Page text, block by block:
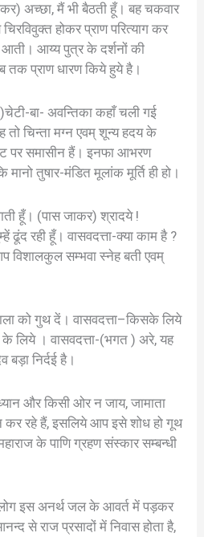
अच्छा, मैं भी बैठती हूँ। बह चकवार
होकर प्राण परित्याग कर
आती। आय्य पुत्र के दर्शनों की
तक प्राण धारण किये हुये है।
बा- अवन्तिका कहाँ चली गई
चिन्ता मग्न एवम् शून्य हदय के
पर समासीन हैं। इनफा आभरण
तुषार-मंडित मूलांक मूर्ति ही हो।
हूँ। (पास जाकर) श्रादये !
ढूंद रही हूँ। वासवदत्ता-क्या काम है ?
विशालकुल सम्भवा स्नेह बती एवम्
को गुथ दें। वासवदत्ता–किसके लिये
के लिये । वासवदत्ता-(भगत ) अरे, यह
निर्दई है।
और किसी ओर न जाय, जामाता
कर रहे हैं, इसलिये आप इसे शोध हो गूथ
के पाणि ग्रहण संस्कार सम्बन्धी
इस अनर्थ जल के आवर्त में पड़कर
से राज प्रसादों में निवास होता है,